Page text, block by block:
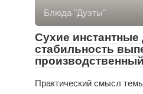
Блюда "Дуэты"
Сухие
стабильность
Практический смысл